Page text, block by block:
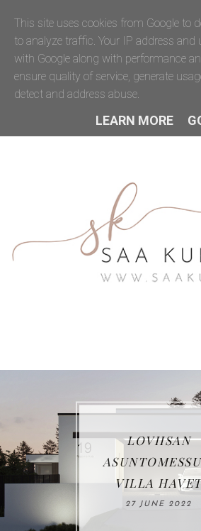
LOVIISAN
VILLA
27 JUNE 2022
This site uses cookies from Google to
to analyze traffic. Your IP address and
with Google along with performance
ensure quality of service, generate
detect and address abuse.
LEARN MORE